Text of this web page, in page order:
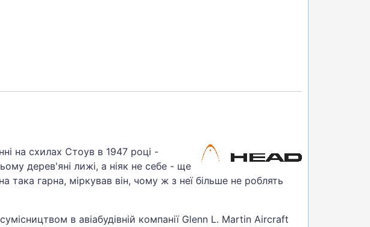
на схилах Стоув в 1947 році -
дерев'яні лижі, а ніяк не себе - ще
гарна, міркував він, чому ж з неї більше не роблять
в авіабудівній компанії Glenn L. Martin Aircraft